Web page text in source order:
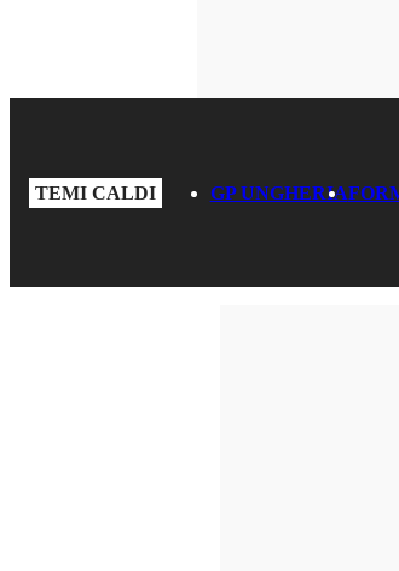
TEMI CALDI GP UNGHERIA